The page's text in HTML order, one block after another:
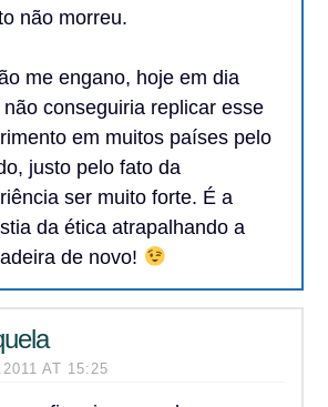
não morreu.
me engano, hoje em dia
não conseguiria replicar esse
em muitos países pelo
justo pelo fato da
ser muito forte. É a
da ética atrapalhando a
de novo!
AT 15:25